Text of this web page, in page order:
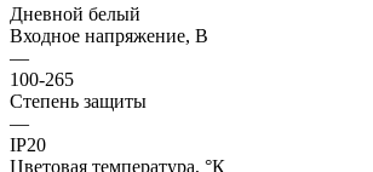
Дневной белый
Входное напряжение, В
—
100-265
Степень защиты
—
IP20
Цветовая температура, °К